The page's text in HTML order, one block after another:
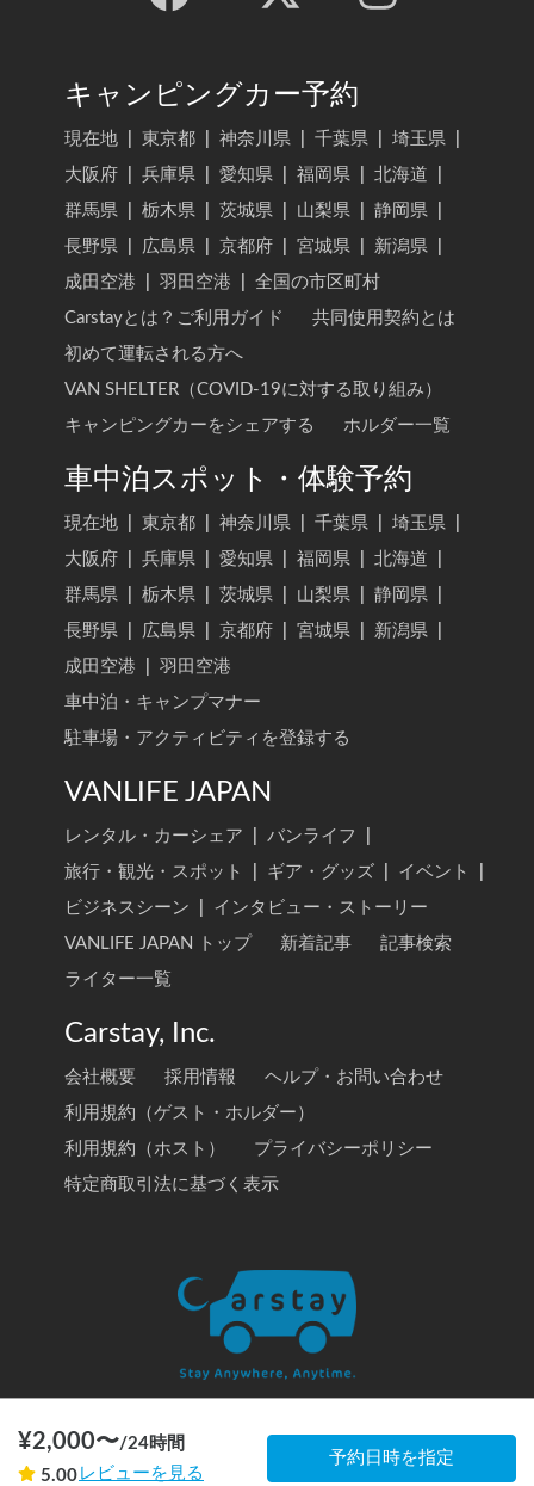
¥2,000〜/24時間
5.00 レビューを見る
予約日時を指定
キャンピングカー予約
現在地 東京都 神奈川県 千葉県 埼玉県
大阪府
兵庫県 愛知県 福岡県 北海道
群馬県
栃木県 茨城県 山梨県 静岡県
長野県
広島県 京都府 宮城県 新潟県
成田空港
羽田空港
全国の市区町村
Carstayとは？ご利用ガイド
共同使用契約とは
初めて運転される方へ
VAN SHELTER（COVID-19に対する取り組み）
キャンピングカーをシェアする
ホルダー一覧
車中泊スポット・体験予約
現在地 東京都 神奈川県 千葉県 埼玉県
大阪府
兵庫県 愛知県 福岡県 北海道
群馬県
栃木県 茨城県 山梨県 静岡県
長野県
広島県 京都府 宮城県 新潟県
成田空港
羽田空港
車中泊・キャンプマナー
駐車場・アクティビティを登録する
VANLIFE JAPAN
レンタル・カーシェア バンライフ
旅行・観光・スポット
ギア・グッズ イベント
ビジネスシーン
インタビュー・ストーリー
VANLIFE JAPAN トップ
新着記事
記事検索
ライター一覧
Carstay, Inc.
会社概要 採用情報
ヘルプ・お問い合わせ
利用規約（ゲスト・ホルダー）
利用規約（ホスト）
プライバシーポリシー
特定商取引法に基づく表示
© 2020 Carstay, Inc. All Rights Reserved